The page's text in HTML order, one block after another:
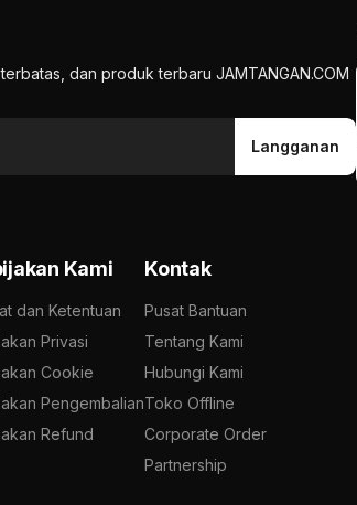
dan produk terbaru JAMTANGAN.COM
Langganan
Kami
dan Ketentuan
Privasi
Cookie
Pengembalian
Refund
Kontak
Pusat Bantuan
Tentang Kami
Hubungi Kami
Toko Offline
Corporate Order
Partnership